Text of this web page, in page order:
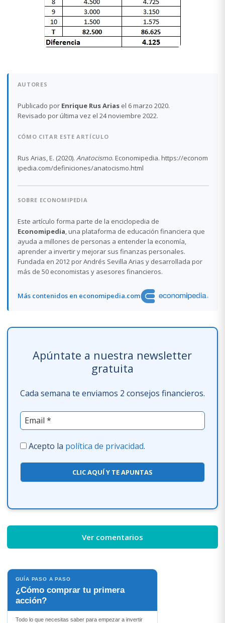
AUTORES
Publicado por Enrique Rus Ariasel 6 marzo 2020.
Revisado por última vez el 24 noviembre 2022.
CÓMO CITAR ESTE ARTÍCULO
Rus Arias, E. (2020). Anatocismo. Economipedia. https://econom
ipedia.com/definiciones/anatocismo.html
SOBRE ECONOMIPEDIA
Este artículo forma parte de la enciclopedia de
Economipedia, una plataforma de educación financiera que
ayuda a millones de personas a entender la economía,
aprender a invertir y mejorar sus finanzas personales.
Fundada en 2012 por Andrés Sevilla Arias y desarrollada por
más de 50 economistas y asesores financieros.
Más contenidos en economipedia.com
Apúntate a nuestra newsletter
gratuita
Cada semana te enviamos 2 consejos financieros.
Acepto la política de privacidad.
CLIC AQUÍ Y TE APUNTAS
Ver comentarios
GUÍA PASO A PASO
¿Cómo comprar tu primera
acción?
Todo lo que necesitas saber para empezar a invertir